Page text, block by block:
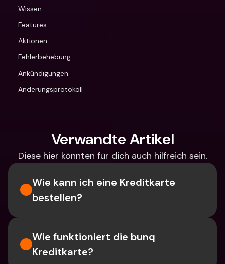
Wissen
Features
Aktionen
Fehlerbehebung
Ankündigungen
Änderungsprotokoll
Verwandte Artikel
Diese hier könnten für dich auch hilfreich sein.
Wie kann ich eine Kreditkarte
bestellen?
Wie funktioniert die bunq
Kreditkarte?